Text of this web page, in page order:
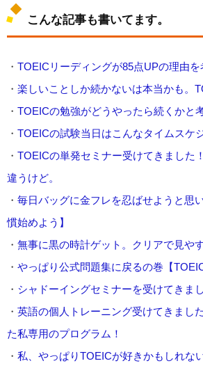
こんな記事も書いてます。
・ TOEICリーディングが85点UPの理由を
・ 楽しいことしか続かないは本当かも。
・ TOEICの勉強がどうやったら続くかと
・ TOEICの試験当日はこんなタイムスケ
・ TOEICの単発セミナー受けてきました
違うけど。
・ 毎日バッグに金フレを忍ばせようと思
慣始めよう】
・ 無事に黒の時計ゲット。クリアで見や
・ やっぱり公式問題集に戻るの巻【TOEIC
・ シャドーイングセミナーを受けてきまし
・ 英語の個人トレーニング受けてきまし
た私専用のプログラム！
・ 私、やっぱりTOEICが好きかもしれな